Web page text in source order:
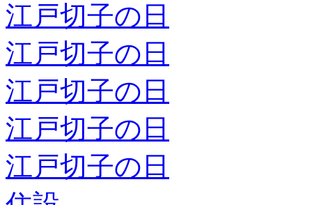
江戸切子の日
江戸切子の日
江戸切子の日
江戸切子の日
江戸切子の日